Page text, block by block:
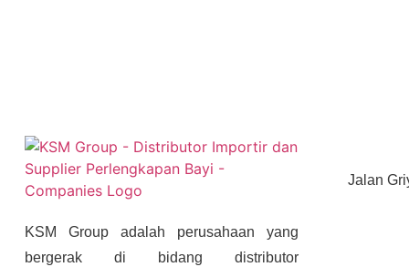
KSM Group adalah perusahaan yang
bergerak di bidang distributor
Jalan